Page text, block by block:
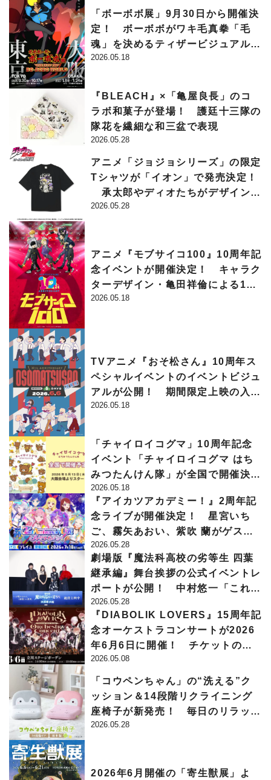
「ボーボボ展」9月30日から開催決
定！ ボーボボがワキ毛真拳「毛
魂」を決めるティザービジュアルも
公開
2026.05.18
『BLEACH』×「亀屋良長」のコ
ラボ和菓子が登場！ 護廷十三隊の
隊花を繊細な和三盆で表現
2026.05.28
アニメ「ジョジョシリーズ」の限定
Tシャツが「イオン」で発売決定！
承太郎やディオたちがデザインさ
れた全8種が5月15日から販売スタ
2026.05.28
アニメ『モブサイコ100』10周年記
念イベントが開催決定！ キャラク
ターデザイン・亀田祥倫による10
周年を記念したキービジュアルも公
2026.05.18
TVアニメ『おそ松さん』10周年ス
ペシャルイベントのイベントビジュ
アルが公開！ 期間限定上映の入場
者特典はアクリルキーホルダーに決
2026.05.18
「チャイロイコグマ」10周年記念
イベント「チャイロイコグマ はち
みつたんけん隊」が全国で開催決
定！ 限定グッズやぬい撮りスポッ
トも登場
2026.05.18
『アイカツアカデミー！』2周年記
念ライブが開催決定！ 星宮いち
ご、霧矢あおい、紫吹 蘭がゲスト
出演して7月18日に実施
2026.05.28
劇場版『魔法科高校の劣等生 四葉
継承編』舞台挨拶の公式イベントレ
ポートが公開！ 中村悠一「これま
でになかった展開も多いので…」
2026.05.28
『DIABOLIK LOVERS』15周年記
念オーケストラコンサートが2026
年6月6日に開催！ チケットの一
般販売は5月10日から!!
2026.05.08
「コウペンちゃん」の“洗える”ク
ッション＆14段階リクライニング
座椅子が新発売！ 毎日のリラック
スタイムをやさしくサポート
2026.05.28
2026年6月開催の「寄生獣展」よ